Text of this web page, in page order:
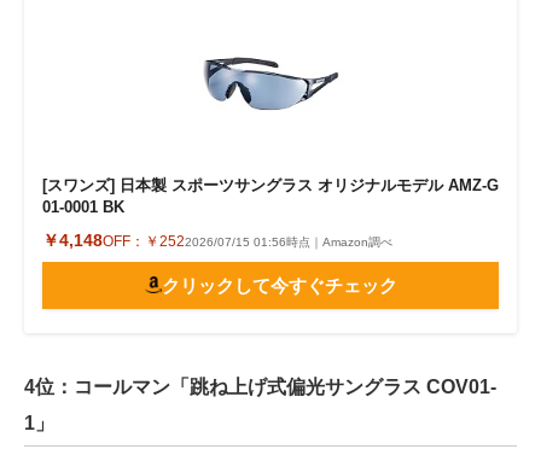
[スワンズ] 日本製 スポーツサングラス オリジナルモデル AMZ-G
01-0001 BK
￥4,148OFF： ￥2522026/07/15 01:56時点｜Amazon調べ
クリックして今すぐチェック
4位：コールマン「跳ね上げ式偏光サングラス COV01-
1」